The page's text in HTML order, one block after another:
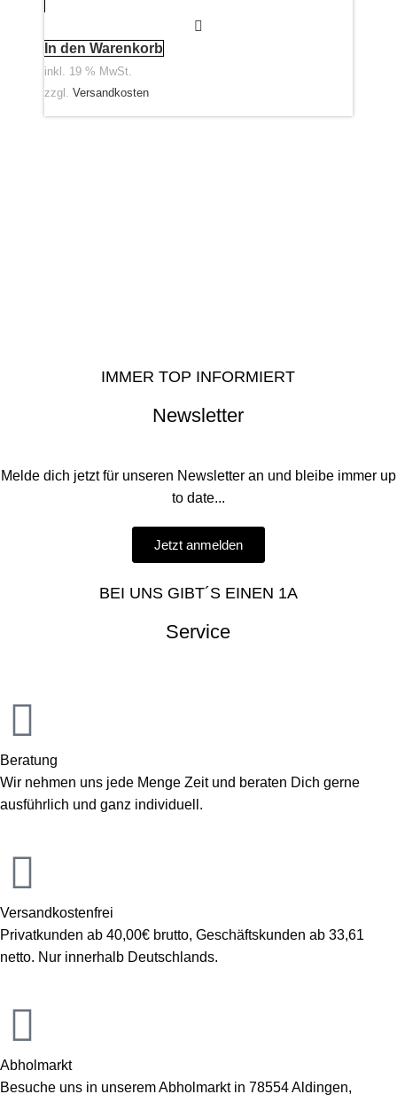
In den Warenkorb
inkl. 19 % MwSt.
zzgl. Versandkosten
IMMER TOP INFORMIERT
Newsletter
Melde dich jetzt für unseren Newsletter an und bleibe immer up
to date...
Jetzt anmelden
BEI UNS GIBT´S EINEN 1A
Service
Beratung
Wir nehmen uns jede Menge Zeit und beraten Dich gerne
ausführlich und ganz individuell.
Versandkostenfrei
Privatkunden ab 40,00€ brutto, Geschäftskunden ab 33,61
netto. Nur innerhalb Deutschlands.
Abholmarkt
Besuche uns in unserem Abholmarkt in 78554 Aldingen,